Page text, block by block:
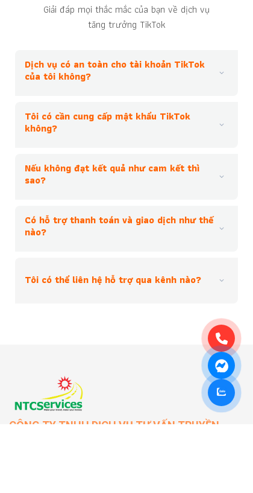
Giải đáp mọi thắc mắc của bạn về dịch vụ
tăng trưởng TikTok
Dịch vụ có an toàn cho tài khoản TikTok
của tôi không?
Tôi có cần cung cấp mật khẩu TikTok
không?
Nếu không đạt kết quả như cam kết thì
sao?
Có hỗ trợ thanh toán và giao dịch như thế
nào?
Tôi có thể liên hệ hỗ trợ qua kênh nào?
CÔNG TY TNHH DỊCH VỤ TƯ VẤN TRUYỀN